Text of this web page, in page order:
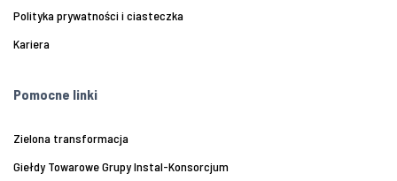
Polityka prywatności i ciasteczka
Kariera
Pomocne linki
Zielona transformacja
Giełdy Towarowe Grupy Instal-Konsorcjum